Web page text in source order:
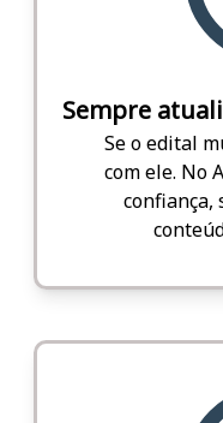
Sempre
Se o edital
com ele. No
confiança,